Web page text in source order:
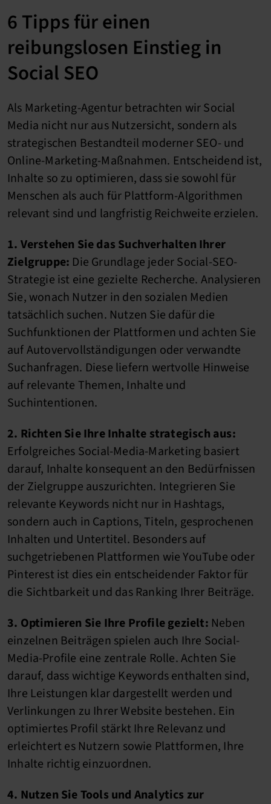
6 Tipps für einen
reibungslosen Einstieg in
Social SEO
Als Marketing-Agentur betrachten wir Social
Media nicht nur aus Nutzersicht, sondern als
strategischen Bestandteil moderner SEO- und
Online-Marketing-Maßnahmen. Entscheidend ist,
Inhalte so zu optimieren, dass sie sowohl für
Menschen als auch für Plattform-Algorithmen
relevant sind und langfristig Reichweite erzielen.
1. Verstehen Sie das Suchverhalten Ihrer
Zielgruppe: Die Grundlage jeder Social-SEO-
Strategie ist eine gezielte Recherche. Analysieren
Sie, wonach Nutzer in den sozialen Medien
tatsächlich suchen. Nutzen Sie dafür die
Suchfunktionen der Plattformen und achten Sie
auf Autovervollständigungen oder verwandte
Suchanfragen. Diese liefern wertvolle Hinweise
auf relevante Themen, Inhalte und
Suchintentionen.
2. Richten Sie Ihre Inhalte strategisch aus:
Erfolgreiches Social-Media-Marketing basiert
darauf, Inhalte konsequent an den Bedürfnissen
der Zielgruppe auszurichten. Integrieren Sie
relevante Keywords nicht nur in Hashtags,
sondern auch in Captions, Titeln, gesprochenen
Inhalten und Untertitel. Besonders auf
suchgetriebenen Plattformen wie YouTube oder
Pinterest ist dies ein entscheidender Faktor für
die Sichtbarkeit und das Ranking Ihrer Beiträge.
3. Optimieren Sie Ihre Profile gezielt: Neben
einzelnen Beiträgen spielen auch Ihre Social-
Media-Profile eine zentrale Rolle. Achten Sie
darauf, dass wichtige Keywords enthalten sind,
Ihre Leistungen klar dargestellt werden und
Verlinkungen zu Ihrer Website bestehen. Ein
optimiertes Profil stärkt Ihre Relevanz und
erleichtert es Nutzern sowie Plattformen, Ihre
Inhalte richtig einzuordnen.
4. Nutzen Sie Tools und Analytics zur